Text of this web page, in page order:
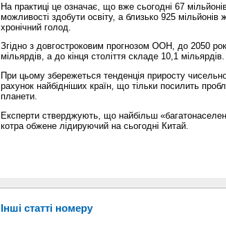
На практиці це означає, що вже сьогодні 67
можливості здобути освіту, а близько 925 мільйонів
хронічний голод.
Згідно з довгостроковим прогнозом ООН, до 2050
мільярдів, а до кінця століття складе 10,1 мільярдів.
При цьому збережеться тенденція приросту
рахунок найбідніших країн, що тільки посилить
планети.
Експерти стверджують, що найбільш
котра обжене лідируючий на сьогодні Китай.
Інші статті номеру